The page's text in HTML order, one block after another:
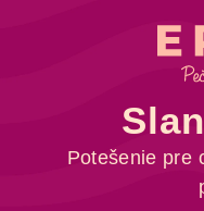
Potešenie pre